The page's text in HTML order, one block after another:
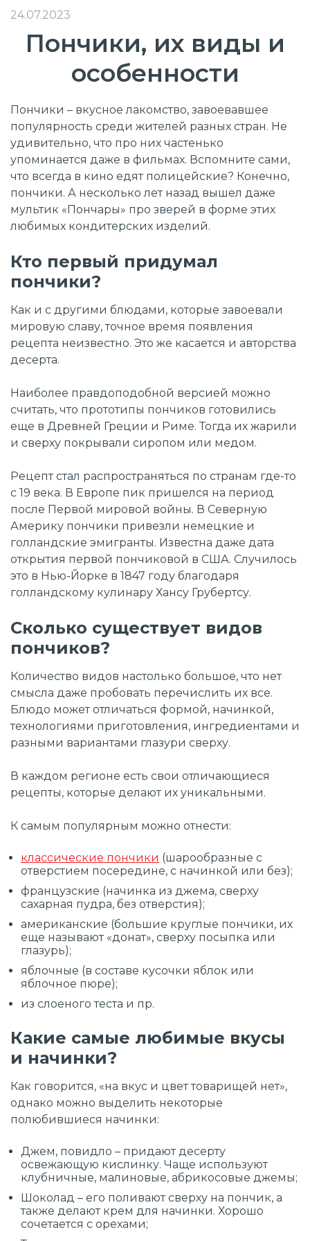
24.07.2023
Пончики, их виды и
особенности
Пончики – вкусное лакомство, завоевавшее
популярность среди жителей разных стран. Не
удивительно, что про них частенько
упоминается даже в фильмах. Вспомните сами,
что всегда в кино едят полицейские? Конечно,
пончики. А несколько лет назад вышел даже
мультик «Пончары» про зверей в форме этих
любимых кондитерских изделий.
Кто первый придумал
пончики?
Как и с другими блюдами, которые завоевали
мировую славу, точное время появления
рецепта неизвестно. Это же касается и авторства
десерта.
Наиболее правдоподобной версией можно
считать, что прототипы пончиков готовились
еще в Древней Греции и Риме. Тогда их жарили
и сверху покрывали сиропом или медом.
Рецепт стал распространяться по странам где-то
с 19 века. В Европе пик пришелся на период
после Первой мировой войны. В Северную
Америку пончики привезли немецкие и
голландские эмигранты. Известна даже дата
открытия первой пончиковой в США. Случилось
это в Нью-Йорке в 1847 году благодаря
голландскому кулинару Хансу Грубертсу.
Сколько существует видов
пончиков?
Количество видов настолько большое, что нет
смысла даже пробовать перечислить их все.
Блюдо может отличаться формой, начинкой,
технологиями приготовления, ингредиентами и
разными вариантами глазури сверху.
В каждом регионе есть свои отличающиеся
рецепты, которые делают их уникальными.
К самым популярным можно отнести:
классические пончики (шарообразные с
отверстием посередине, с начинкой или без);
французские (начинка из джема, сверху
сахарная пудра, без отверстия);
американские (большие круглые пончики, их
еще называют «донат», сверху посыпка или
глазурь);
яблочные (в составе кусочки яблок или
яблочное пюре);
из слоеного теста и пр.
Какие самые любимые вкусы
и начинки?
Как говорится, «на вкус и цвет товарищей нет»,
однако можно выделить некоторые
полюбившиеся начинки:
Джем, повидло – придают десерту
освежающую кислинку. Чаще используют
клубничные, малиновые, абрикосовые джемы;
Шоколад – его поливают сверху на пончик, а
также делают крем для начинки. Хорошо
сочетается с орехами;